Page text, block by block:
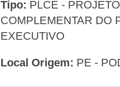
Tipo: PLCE -
COMPLEMENTAR DO PODER
EXECUTIVO
Local Origem: PE -